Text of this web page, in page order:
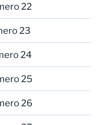
22
23
24
25
26